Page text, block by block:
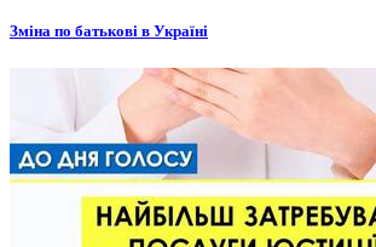
Зміна по батькові в Україні